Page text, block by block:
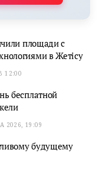
площади с
в Жетісу
12:00
бесплатной
2026, 19:09
будущему